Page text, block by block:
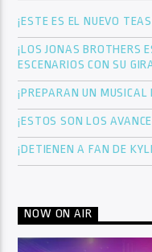
¡ESTE ES EL NUEVO
¡LOS JONAS BROTHERS
ESCENARIOS CON SU
¡PREPARAN UN MUSICAL
¡ESTOS SON LOS
¡DETIENEN A FAN DE
NOW ON AIR